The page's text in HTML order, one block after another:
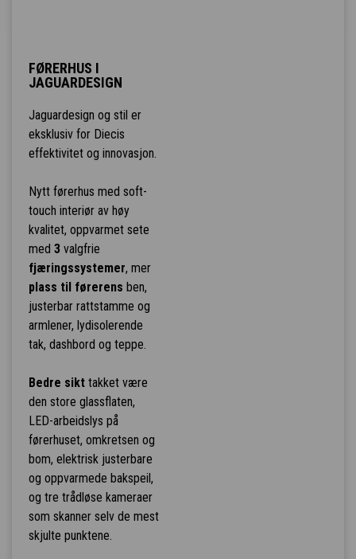
FØRERHUS I
JAGUARDESIGN
Jaguardesign og stil er
eksklusiv for Diecis
effektivitet og innovasjon.
Nytt førerhus med soft-
touch interiør av høy
kvalitet, oppvarmet sete
med 3valgfrie
fjæringssystemer, mer
plass til førerens ben,
justerbar rattstamme og
armlener, lydisolerende
tak, dashbord og teppe.
Bedre sikttakket være
den store glassflaten,
LED-arbeidslys på
førerhuset, omkretsen og
bom, elektrisk justerbare
og oppvarmede bakspeil,
og tre trådløse kameraer
som skanner selv de mest
skjulte punktene.